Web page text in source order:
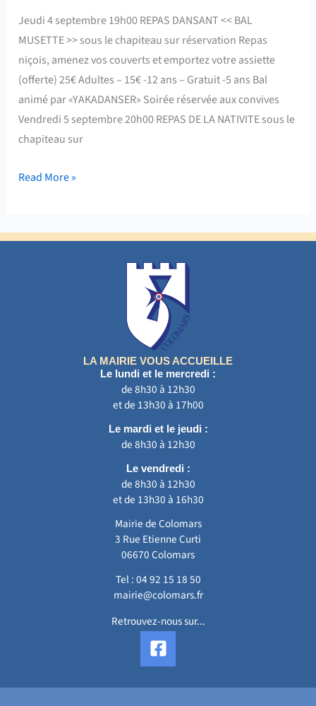
Jeudi 4 septembre 19h00 REPAS DANSANT << BAL
MUSETTE >> sous le chapiteau sur réservation Repas
niçois, amenez vos couverts et emportez votre assiette
(offerte) 25€ Adultes – 15€ -12 ans – Gratuit -5 ans Bal
animé par «YAKADANSER» Soirée réservée aux convives
Vendredi 5 septembre 20h00 REPAS DE LA NATIVITE sous le
chapiteau sur
–
Colomars
Read More »
LA MAIRIE VOUS ACCUEILLE
Le lundi et le mercredi :
de 8h30 à 12h30
et de 13h30 à 17h00
Le mardi et le jeudi :
de 8h30 à 12h30
Le vendredi :
de 8h30 à 12h30
et de 13h30 à 16h30
Mairie de Colomars
3 Rue Etienne Curti
06670 Colomars
Tel :04 92 15 18 50
mairie@colomars.fr
Retrouvez-nous sur...
F
a
c
e